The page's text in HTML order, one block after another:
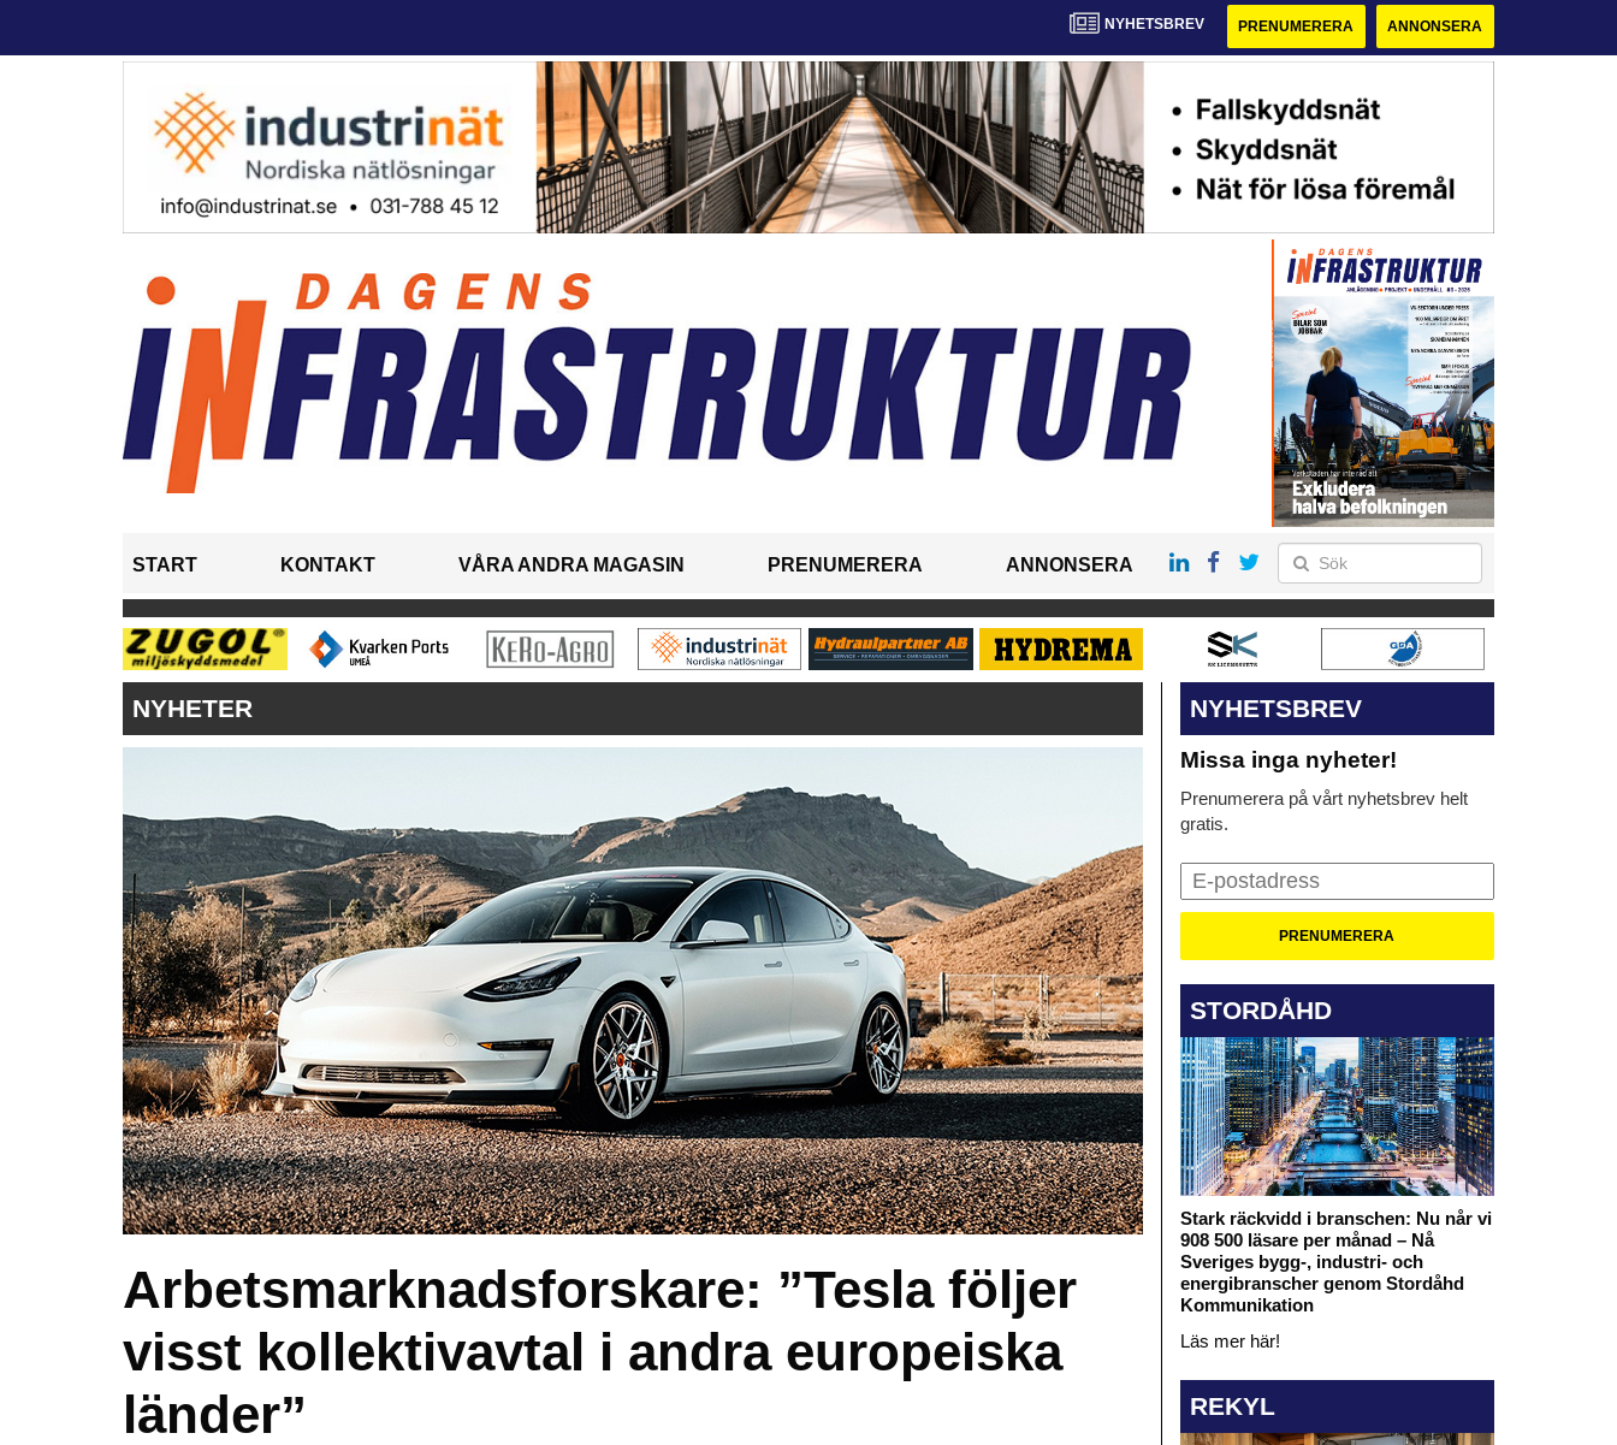
NYHETSBREV PRENUMERERA ANNONSERA
START KONTAKT VÅRA ANDRA MAGASIN PRENUMERERA ANNONSERA
NYHETER
Arbetsmarknadsforskare: ”Tesla följer
visst kollektivavtal i andra europeiska
länder”
NYHETSBREV
Missa inga nyheter!
Prenumerera på vårt nyhetsbrev helt
gratis.
STORDÅHD
Stark räckvidd i branschen: Nu når vi
908 500 läsare per månad – Nå
Sveriges bygg-, industri- och
energibranscher genom Stordåhd
Kommunikation
Läs mer här!
REKYL